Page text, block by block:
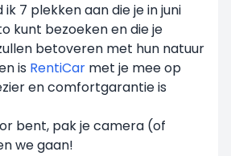
7 plekken aan die je in juni
kunt bezoeken en die je
betoveren met hun natuur
is RentiCar met je mee op
en comfortgarantie is
bent, pak je camera (of
we gaan!